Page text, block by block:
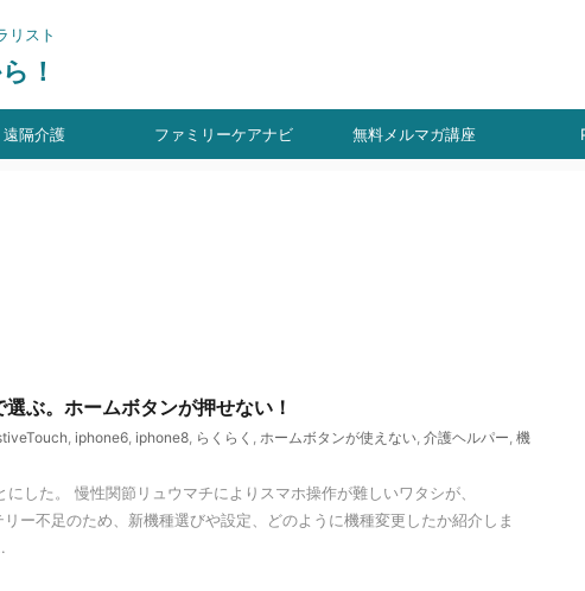
リスト
！
遠隔介護 ファミリーケアナビ 無料メルマガ講座
ぶ。ホームボタンが押せない！
, iphone6, iphone8, らくらく , ホームボタンが使えない, 介護ヘルパー, 機
した。 慢性関節リュウマチによりスマホ操作が難しいワタシが、
ー不足のため、新機種選びや設定、どのように機種変更したか紹介しま